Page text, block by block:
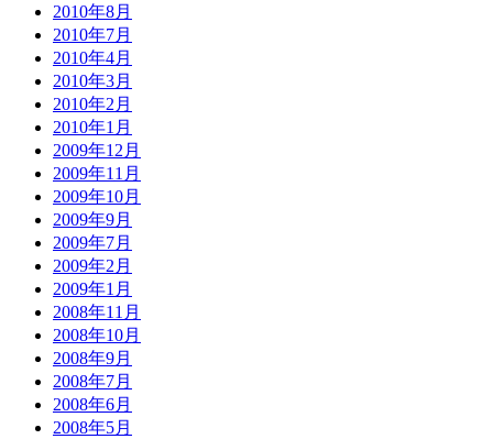
2010年8月
2010年7月
2010年4月
2010年3月
2010年2月
2010年1月
2009年12月
2009年11月
2009年10月
2009年9月
2009年7月
2009年2月
2009年1月
2008年11月
2008年10月
2008年9月
2008年7月
2008年6月
2008年5月